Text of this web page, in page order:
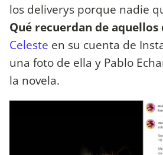
los deliverys porque nadie
Qué recuerdan de aquellos
Celeste en su cuenta de
una foto de ella y Pablo
la novela.